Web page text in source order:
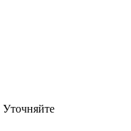
Уточняйте